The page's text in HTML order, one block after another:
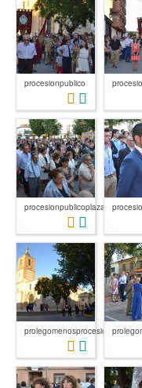
procesionpublico
procesionpublicoplazamayor
prolegomenosprocesion